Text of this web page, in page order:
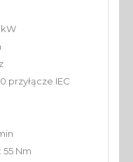
przyłącze IEC
Nm